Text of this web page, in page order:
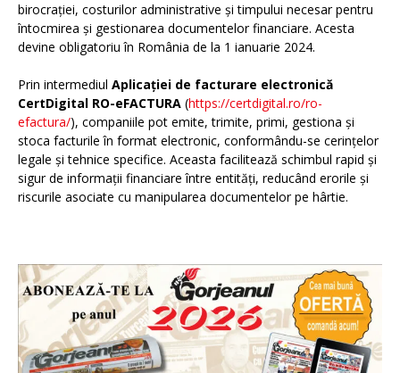
birocrației, costurilor administrative și timpului necesar pentru
întocmirea și gestionarea documentelor financiare. Acesta
devine obligatoriu în România de la 1 ianuarie 2024.
Prin intermediul Aplicației de facturare electronică
CertDigital RO-eFACTURA (https://certdigital.ro/ro-
efactura/), companiile pot emite, trimite, primi, gestiona și
stoca facturile în format electronic, conformându-se cerințelor
legale și tehnice specifice. Aceasta facilitează schimbul rapid și
sigur de informații financiare între entități, reducând erorile și
riscurile asociate cu manipularea documentelor pe hârtie.